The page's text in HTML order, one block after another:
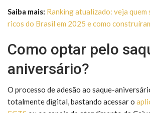
Saiba mais: Ranking atualizado: veja quem
ricos do Brasil em 2025 e como
Como optar pelo
aniversário?
O processo de adesão ao saque-
totalmente digital, bastando acessar o